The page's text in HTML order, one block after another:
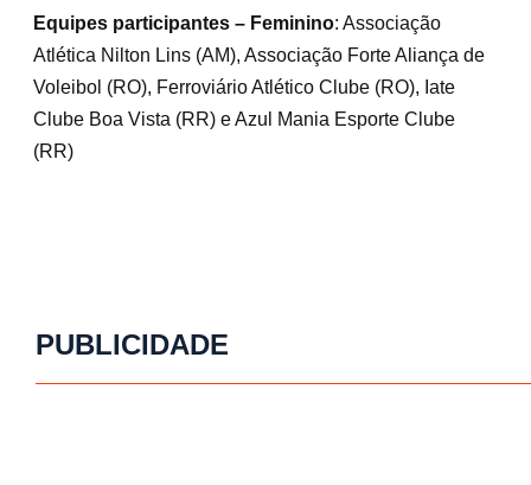
Equipes participantes – Feminino: Associação
Atlética Nilton Lins (AM), Associação Forte Aliança de
Voleibol (RO), Ferroviário Atlético Clube (RO), Iate
Clube Boa Vista (RR) e Azul Mania Esporte Clube
(RR)
PUBLICIDADE